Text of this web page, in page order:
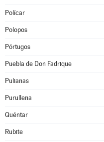
Polícar
Polopos
Pórtugos
Puebla de Don Fadrique
Pulianas
Purullena
Quéntar
Rubite